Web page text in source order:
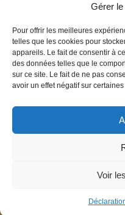
Gérer
Pour offrir les meilleures
telles que les cookies pour
appareils. Le fait de consentir à
des données telles que le
sur ce site. Le fait de ne pas
avoir un effet négatif sur
Voir
Archives
Archives
Bibliographie
© Brasserie de Dinant (anciens